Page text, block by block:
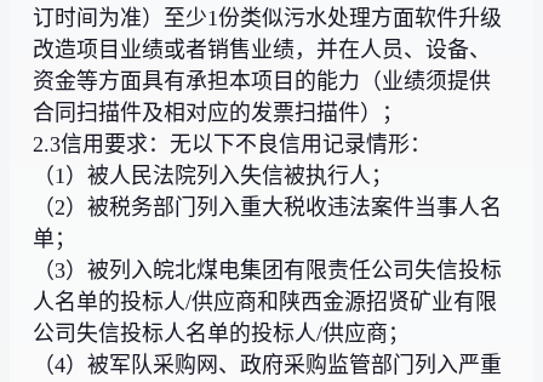
订时间为准）至少1份类似污水处理方面软件升级
改造项目业绩或者销售业绩，并在人员、设备、
资金等方面具有承担本项目的能力（业绩须提供
合同扫描件及相对应的发票扫描件）；
2.3信用要求：无以下不良信用记录情形：
（1）被人民法院列入失信被执行人；
（2）被税务部门列入重大税收违法案件当事人名
单；
（3）被列入皖北煤电集团有限责任公司失信投标
人名单的投标人/供应商和陕西金源招贤矿业有限
公司失信投标人名单的投标人/供应商；
（4）被军队采购网、政府采购监管部门列入严重